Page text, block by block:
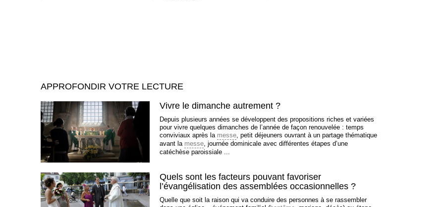
APPROFONDIR VOTRE LECTURE
Vivre le dimanche autrement ?
Depuis plusieurs années se développent des propositions riches et variées
pour vivre quelques dimanches de l’année de façon renouvelée : temps
conviviaux après la messe, petit déjeuners ouvrant à un partage thématique
avant la messe, journée dominicale avec différentes étapes d’une
catéchèse paroissiale ...
Quels sont les facteurs pouvant favoriser
l’évangélisation des assemblées occasionnelles ?
Quelle que soit la raison qui va conduire des personnes à se rassembler